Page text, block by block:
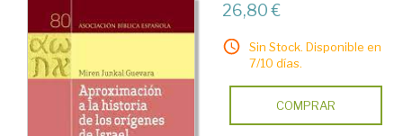
26,80 €
Sin Stock. Disponible en
7/10 días.
COMPRAR